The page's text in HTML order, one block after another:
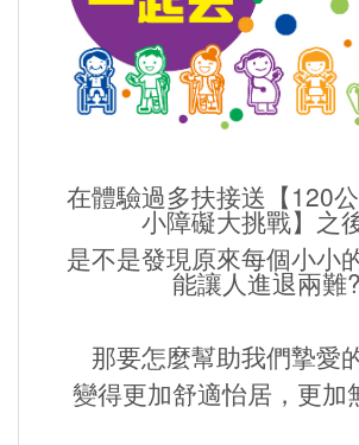
在體驗過多扶接送【120
小障礙大挑戰】之
是不是發現原來每個小小
能讓人進退兩難
那要怎麼幫助我們摯愛
變得更加舒適怡居，更加